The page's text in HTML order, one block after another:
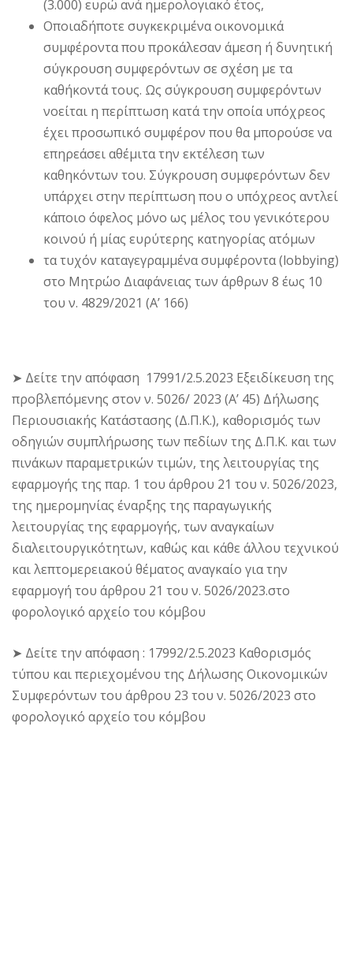
(3.000) ευρώ ανά ημερολογιακό έτος,
Οποιαδήποτε συγκεκριμένα οικονομικά
συμφέροντα που προκάλεσαν άμεση ή δυνητική
σύγκρουση συμφερόντων σε σχέση με τα
καθήκοντά τους. Ως σύγκρουση συμφερόντων
νοείται η περίπτωση κατά την οποία υπόχρεος
έχει προσωπικό συμφέρον που θα μπορούσε να
επηρεάσει αθέμιτα την εκτέλεση των
καθηκόντων του. Σύγκρουση συμφερόντων δεν
υπάρχει στην περίπτωση που ο υπόχρεος αντλεί
κάποιο όφελος μόνο ως μέλος του γενικότερου
κοινού ή μίας ευρύτερης κατηγορίας ατόμων
τα τυχόν καταγεγραμμένα συμφέροντα (lobbying)
στο Μητρώο Διαφάνειας των άρθρων 8 έως 10
του ν. 4829/2021 (A’ 166)
➤ Δείτε την απόφαση 17991/2.5.2023 Εξειδίκευση της
προβλεπόμενης στον ν. 5026/ 2023 (Α’ 45) Δήλωσης
Περιουσιακής Κατάστασης (Δ.Π.Κ.), καθορισμός των
οδηγιών συμπλήρωσης των πεδίων της Δ.Π.Κ. και των
πινάκων παραμετρικών τιμών, της λειτουργίας της
εφαρμογής της παρ. 1 του άρθρου 21 του ν. 5026/2023,
της ημερομηνίας έναρξης της παραγωγικής
λειτουργίας της εφαρμογής, των αναγκαίων
διαλειτουργικότητων, καθώς και κάθε άλλου τεχνικού
και λεπτομερειακού θέματος αναγκαίο για την
εφαρμογή του άρθρου 21 του ν. 5026/2023.στο
φορολογικό αρχείο του κόμβου
➤ Δείτε την απόφαση : 17992/2.5.2023 Καθορισμός
τύπου και περιεχομένου της Δήλωσης Οικονομικών
Συμφερόντων του άρθρου 23 του ν. 5026/2023 στο
φορολογικό αρχείο του κόμβου